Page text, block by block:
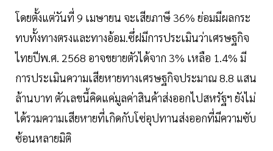
โดยตั้งแต่วันที่ 9 เมษายน จะเสียภาษี 36% ย่อมมีผลกระ
ทบทั้งทางตรงและทางอ้อม.ซึ่ฝมีการประเมินว่าเศรษฐกิจ
ไทยปีพ.ศ. 2568 อาจขยายตัวได้จาก 3% เหลือ 1.4% มี
การประเมินความเสียหายทางเศรษฐกิจประมาณ 8.8 แสน
ล้านบาท ตัวเลขนี้คิดแค่มูลค่าสินค้าส่งออกไปสหรัฐฯ ยังไม่
ได้รวมความเสียหายที่เกิดกับโซ่อุปทานส่งออกที่มีความซับ
ซ้อนหลายมิติ